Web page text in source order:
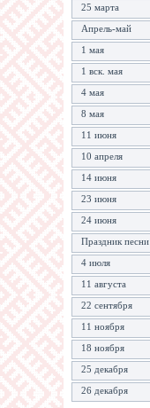
25 марта
Апрель-май
1 мая
1 вск. мая
4 мая
8 мая
11 июня
10 апреля
14 июня
23 июня
24 июня
Праздник песни
4 июля
11 августа
22 сентября
11 ноября
18 ноября
25 декабря
26 декабря